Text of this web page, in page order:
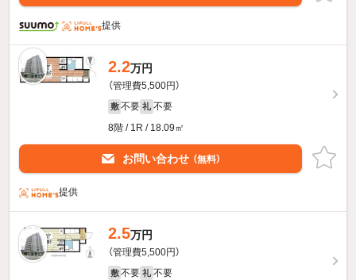
提供
2.2万円
（管理費5,500円）
敷 不要 礼 不要
8階 / 1R / 18.09㎡
お問い合わせ （無料）
提供
2.5万円
（管理費5,500円）
敷 不要 礼 不要